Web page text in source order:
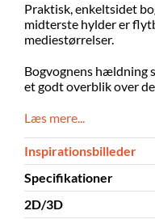
Praktisk, enkeltsidet
midterste hylder er
mediestørrelser.
Bogvognens hældning
et godt overblik over
Læs mere...
Inspirationsbilleder
Specifikationer
Bredde
2D/3D